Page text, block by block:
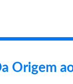
Origem